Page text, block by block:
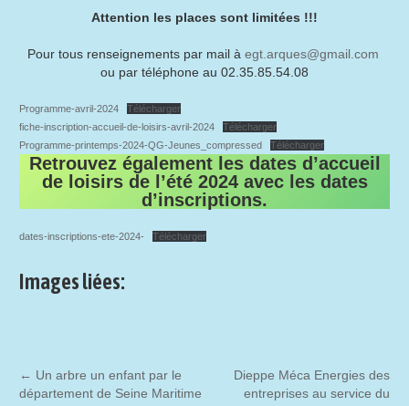
Attention les places sont limitées !!!
Pour tous renseignements par mail à egt.arques@gmail.com
ou par téléphone au 02.35.85.54.08
Programme-avril-2024
Télécharger
fiche-inscription-accueil-de-loisirs-avril-2024
Télécharger
Programme-printemps-2024-QG-Jeunes_compressed
Télécharger
Retrouvez également les dates d’accueil
de loisirs de l’été 2024 avec les dates
d’inscriptions.
dates-inscriptions-ete-2024- Télécharger
Images liées:
← Un arbre un enfant par le
département de Seine Maritime
Dieppe Méca Energies des
entreprises au service du